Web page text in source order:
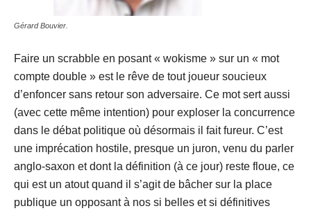
Gérard Bouvier.
Faire un scrabble en posant « wokisme » sur un « mot
compte double » est le rêve de tout joueur soucieux
d’enfoncer sans retour son adversaire. Ce mot sert aussi
(avec cette même intention) pour exploser la concurrence
dans le débat politique où désormais il fait fureur. C’est
une imprécation hostile, presque un juron, venu du parler
anglo-saxon et dont la définition (à ce jour) reste floue, ce
qui est un atout quand il s’agit de bâcher sur la place
publique un opposant à nos si belles et si définitives